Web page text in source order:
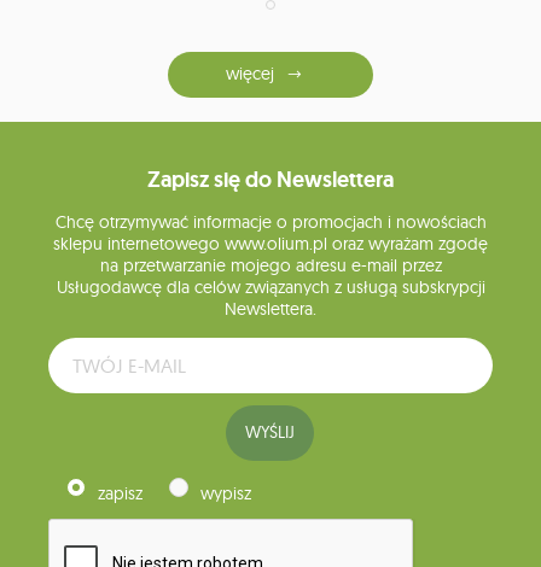
więcej
Zapisz się do Newslettera
Chcę otrzymywać informacje o promocjach i nowościach
sklepu internetowego www.olium.pl oraz wyrażam zgodę
na przetwarzanie mojego adresu e-mail przez
Usługodawcę dla celów związanych z usługą subskrypcji
Newslettera.
WYŚLIJ
zapisz wypisz